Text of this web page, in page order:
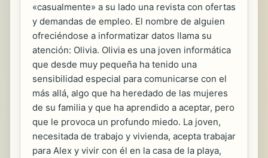
«casualmente» a su lado una revista con ofertas
y demandas de empleo. El nombre de alguien
ofreciéndose a informatizar datos llama su
atención: Olivia. Olivia es una joven informática
que desde muy pequeña ha tenido una
sensibilidad especial para comunicarse con el
más allá, algo que ha heredado de las mujeres
de su familia y que ha aprendido a aceptar, pero
que le provoca un profundo miedo. La joven,
necesitada de trabajo y vivienda, acepta trabajar
para Alex y vivir con él en la casa de la playa,